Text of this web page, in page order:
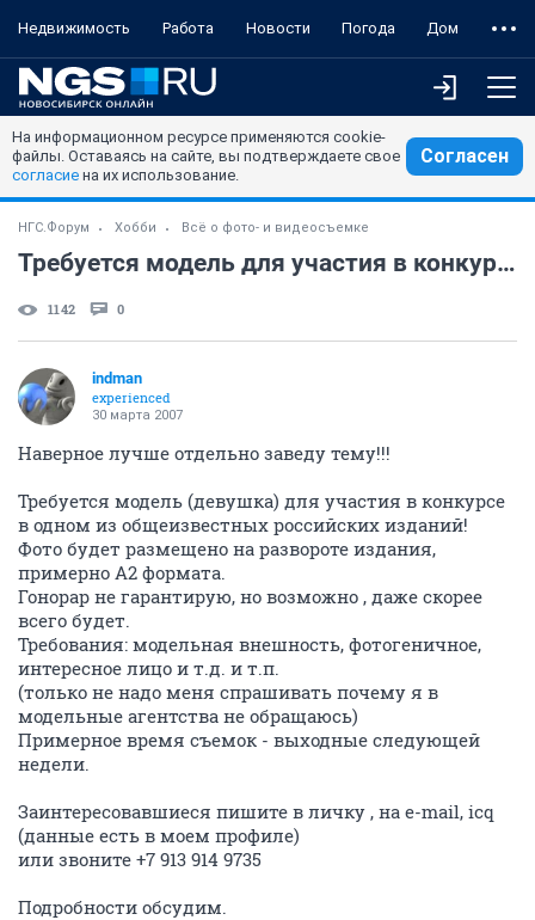
Недвижимость Работа Новости Погода Дом
На информационном ресурсе применяются cookie-
файлы. Оставаясь на сайте, вы подтверждаете свое
согласие на их использование.
Согласен
НГС.Форум Хобби Всё о фото- и видеосъемке
Требуется модель для участия в конкурсе
1142 0
indman
experienced
30 марта 2007
Наверное лучше отдельно заведу тему!!!
Требуется модель (девушка) для участия в конкурсе
в одном из общеизвестных российских изданий!
Фото будет размещено на развороте издания,
примерно А2 формата.
Гонорар не гарантирую, но возможно , даже скорее
всего будет.
Требования: модельная внешность, фотогеничное,
интересное лицо и т.д. и т.п.
(только не надо меня спрашивать почему я в
модельные агентства не обращаюсь)
Примерное время съемок - выходные следующей
недели.
Заинтересовавшиеся пишите в личку , на e-mail, icq
(данные есть в моем профиле)
или звоните +7 913 914 9735
Подробности обсудим.